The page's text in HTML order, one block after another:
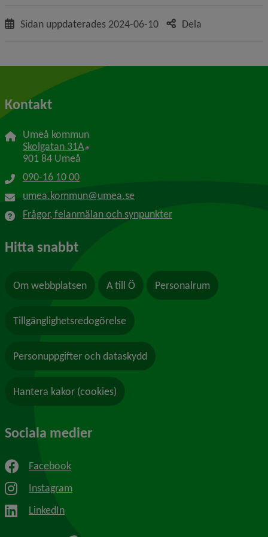
Sidan uppdaterades 2024-06-10 Dela
Kontakt
Umeå kommun
Skolgatan 31A Länk till annan webbplats, öppnas i nytt
901 84 Umeå
090-16 10 00
umea.kommun@umea.se
Frågor, felanmälan och synpunkter
Hitta snabbt
Om webbplatsen A till Ö Personalrum
Tillgänglighetsredogörelse
Personuppgifter och dataskydd
Hantera kakor (cookies)
Sociala medier
Facebook
Instagram
LinkedIn